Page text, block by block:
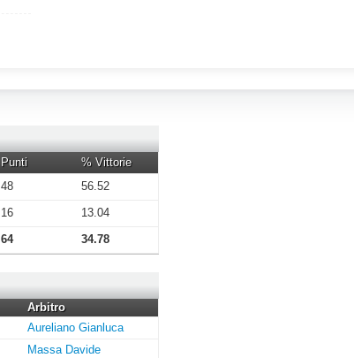
Punti
% Vittorie
48
56.52
16
13.04
64 34.78
Arbitro
Aureliano Gianluca
Massa Davide